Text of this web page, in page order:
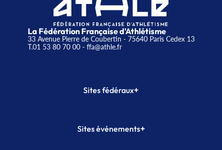
La Fédération Française d'Athlétisme
33 Avenue Pierre de Coubertin - 75640 Paris Cedex 13
T.01 53 80 70 00- ffa@athle.fr
Sites fédéraux+
Plateforme Formation
Sites événements+